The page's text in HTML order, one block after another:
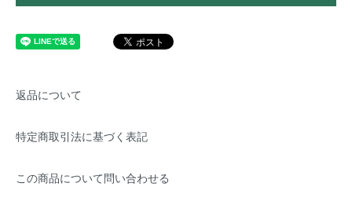
返品について
特定商取引法に基づく表記
この商品について問い合わせる